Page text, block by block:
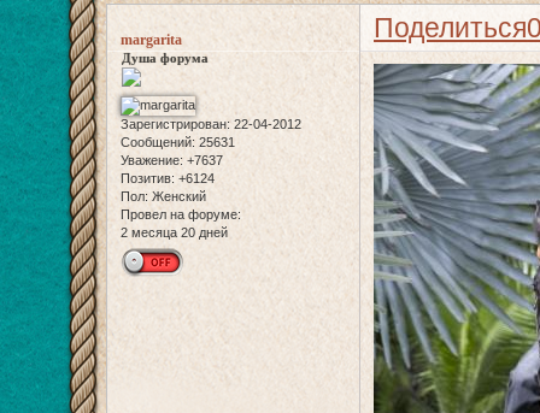
Поделиться
margarita
Душа форума
Зарегистрирован: 22-04-2012
Сообщений: 25631
Уважение: +7637
Позитив: +6124
Пол: Женский
Провел на форуме:
2 месяца 20 дней